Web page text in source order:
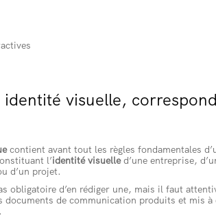
visuelle,
contient avant tout les règles fondamentales
l’identité visuelled’une entreprise,
d’un projet.
obligatoire d’en rédiger une, mais il faut
documents de communication produits et mis